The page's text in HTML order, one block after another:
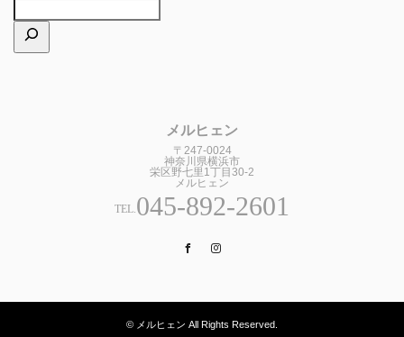
メルヒェン
〒247-0024
神奈川県横浜市
栄区野七里1丁目30-2
メルヒェン
TEL.045-892-2601
Facebook
© メルヒェン All Rights Reserved.